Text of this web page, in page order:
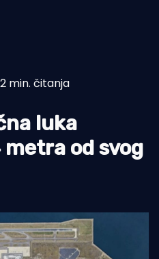
2 min. čitanja
luka
od svog